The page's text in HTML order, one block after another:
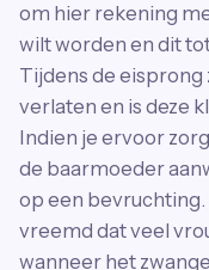
om hier rekening
wilt worden en dit
Tijdens de eisprong
verlaten en is deze
Indien je ervoor
de baarmoeder
op een
vreemd dat veel
wanneer het